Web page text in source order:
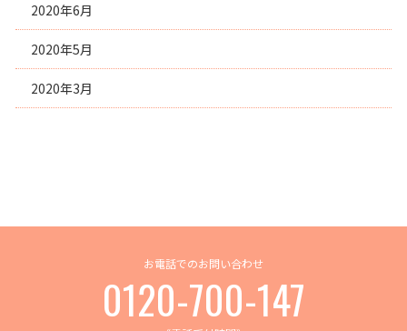
2020年6月
2020年5月
2020年3月
お電話でのお問い合わせ
0120-700-147